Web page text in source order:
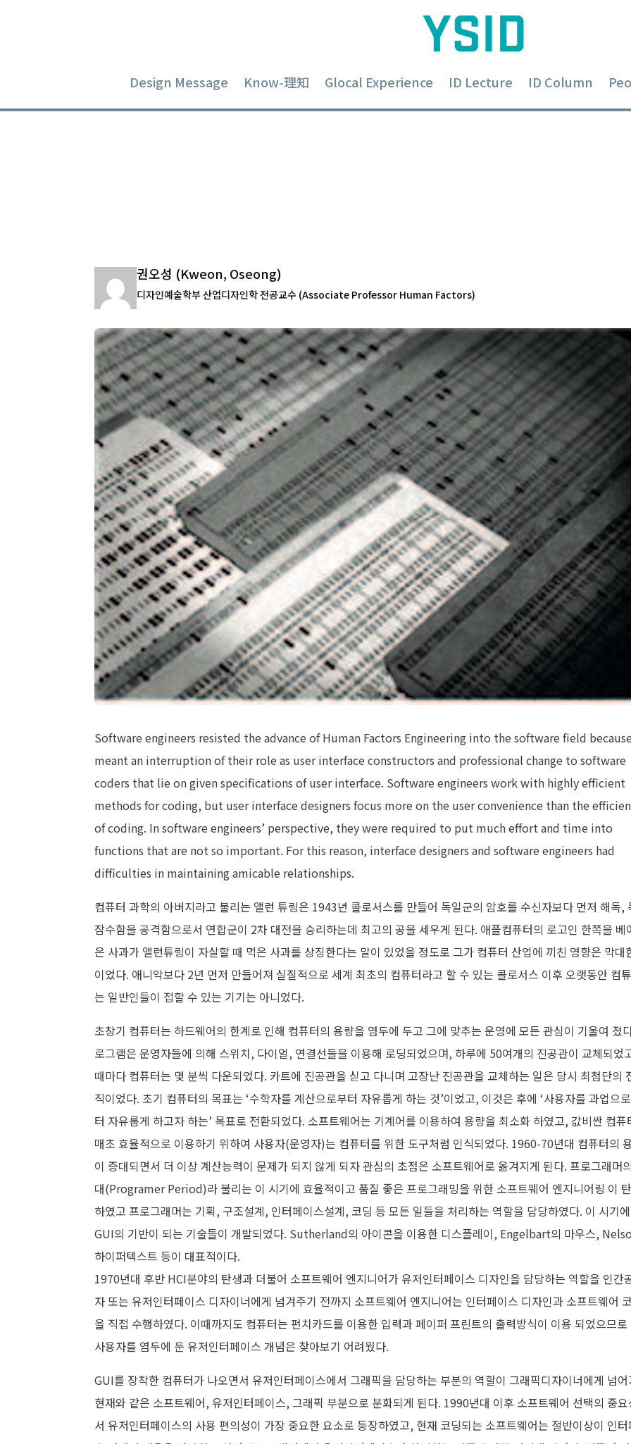
Design Message Know-理知 Glocal Experience ID Lecture ID Column
권오성 (Kweon, Oseong)
디자인예술학부 산업디자인학 전공교수 (Associate Professor Human Factors)
Software engineers resisted the advance of Human Factors Engineering into the software field
meant an interruption of their role as user interface constructors and professional change to software
coders that lie on given specifications of user interface. Software engineers work with highly efficient
methods for coding, but user interface designers focus more on the user convenience than the
of coding. In software engineers’ perspective, they were required to put much effort and time into
functions that are not so important. For this reason, interface designers and software engineers had
difficulties in maintaining amicable relationships.
컴퓨터 과학의 아버지라고 불리는 앨런 튜링은 1943년 콜로서스를 만들어 독일군의 암호를 수신자보다 먼저 해독,
잠수함을 공격함으로서 연합군이 2차 대전을 승리하는데 최고의 공을 세우게 된다. 애플컴퓨터의 로고인 한쪽을 베
은 사과가 앨런튜링이 자살할 때 먹은 사과를 상징한다는 말이 있었을 정도로 그가 컴퓨터 산업에 끼친 영향은 막대
이었다. 애니악보다 2년 먼저 만들어져 실질적으로 세계 최초의 컴퓨터라고 할 수 있는 콜로서스 이후 오랫동안 컴
는 일반인들이 접할 수 있는 기기는 아니었다.
초창기 컴퓨터는 하드웨어의 한계로 인해 컴퓨터의 용량을 염두에 두고 그에 맞추는 운영에 모든 관심이 기울여 졌
로그램은 운영자들에 의해 스위치, 다이얼, 연결선들을 이용해 로딩되었으며, 하루에 50여개의 진공관이 교체되었
때마다 컴퓨터는 몇 분씩 다운되었다. 카트에 진공관을 싣고 다니며 고장난 진공관을 교체하는 일은 당시 최첨단의
직이었다. 초기 컴퓨터의 목표는 ‘수학자를 계산으로부터 자유롭게 하는 것’이었고, 이것은 후에 ‘사용자를 과업으
터 자유롭게 하고자 하는’ 목표로 전환되었다. 소프트웨어는 기계어를 이용하여 용량을 최소화 하였고, 값비싼 컴퓨
매초 효율적으로 이용하기 위하여 사용자(운영자)는 컴퓨터를 위한 도구처럼 인식되었다. 1960-70년대 컴퓨터의
이 증대되면서 더 이상 계산능력이 문제가 되지 않게 되자 관심의 초점은 소프트웨어로 옮겨지게 된다. 프로그래머
대(Programer Period)라 불리는 이 시기에 효율적이고 품질 좋은 프로그래밍을 위한 소프트웨어 엔지니어링 이
하였고 프로그래머는 기획, 구조설계, 인터페이스설계, 코딩 등 모든 일들을 처리하는 역할을 담당하였다. 이 시기에
GUI의 기반이 되는 기술들이 개발되었다. Sutherland의 아이콘을 이용한 디스플레이, Engelbart의 마우스,
하이퍼텍스트 등이 대표적이다.
1970년대 후반 HCI분야의 탄생과 더불어 소프트웨어 엔지니어가 유저인터페이스 디자인을 담당하는 역할을 인간
자 또는 유저인터페이스 디자이너에게 넘겨주기 전까지 소프트웨어 엔지니어는 인터페이스 디자인과 소프트웨어
을 직접 수행하였다. 이때까지도 컴퓨터는 펀치카드를 이용한 입력과 페이퍼 프린트의 출력방식이 이용 되었으므로
사용자를 염두에 둔 유저인터페이스 개념은 찾아보기 어려웠다.
GUI를 장착한 컴퓨터가 나오면서 유저인터페이스에서 그래픽을 담당하는 부분의 역할이 그래픽디자이너에게 넘
현재와 같은 소프트웨어, 유저인터페이스, 그래픽 부분으로 분화되게 된다. 1990년대 이후 소프트웨어 선택의 중요
서 유저인터페이스의 사용 편의성이 가장 중요한 요소로 등장하였고, 현재 코딩되는 소프트웨어는 절반이상이 인터